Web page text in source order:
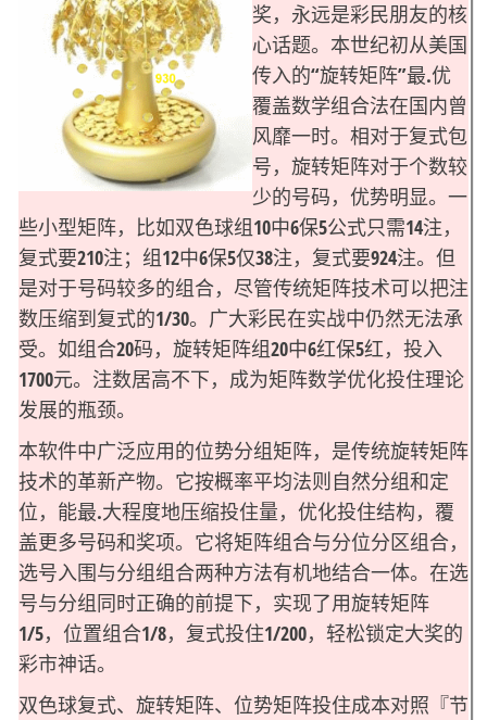
奖，永远是彩民朋友的核
心话题。本世纪初从美国
传入的“旋转矩阵”最.优
覆盖数学组合法在国内曾
风靡一时。相对于复式包
号，旋转矩阵对于个数较
少的号码，优势明显。一
些小型矩阵，比如双色球组10中6保5公式只需14注，
复式要210注；组12中6保5仅38注，复式要924注。但
是对于号码较多的组合，尽管传统矩阵技术可以把注
数压缩到复式的1/30。广大彩民在实战中仍然无法承
受。如组合20码，旋转矩阵组20中6红保5红，投入
1700元。注数居高不下，成为矩阵数学优化投住理论
发展的瓶颈。
本软件中广泛应用的位势分组矩阵，是传统旋转矩阵
技术的革新产物。它按概率平均法则自然分组和定
位，能最.大程度地压缩投住量，优化投住结构，覆
盖更多号码和奖项。它将矩阵组合与分位分区组合，
选号入围与分组组合两种方法有机地结合一体。在选
号与分组同时正确的前提下，实现了用旋转矩阵
1/5，位置组合1/8，复式投住1/200，轻松锁定大奖的
彩市神话。
双色球复式、旋转矩阵、位势矩阵投住成本对照『节